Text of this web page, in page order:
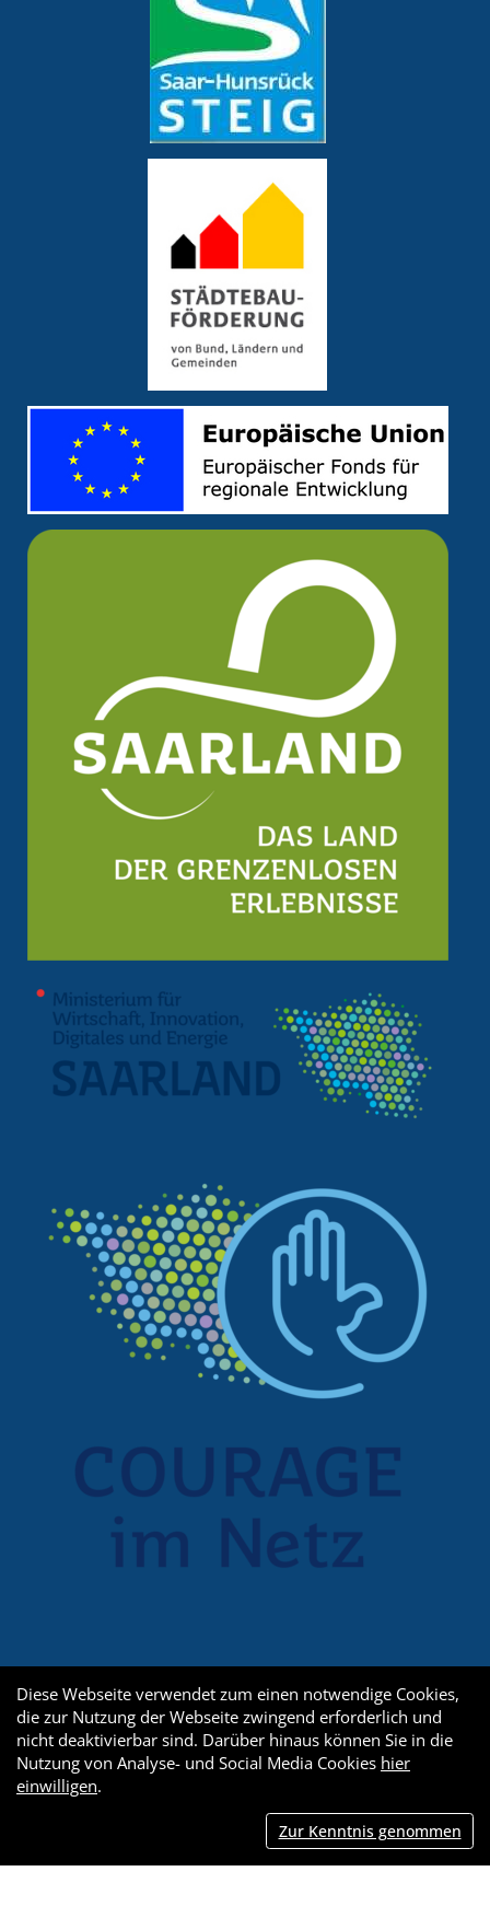
Diese Webseite verwendet zum einen notwendige Cookies,
die zur Nutzung der Webseite zwingend erforderlich und
nicht deaktivierbar sind. Darüber hinaus können Sie in die
Nutzung von Analyse- und Social Media Cookies hier
einwilligen.
Zur Kenntnis genommen